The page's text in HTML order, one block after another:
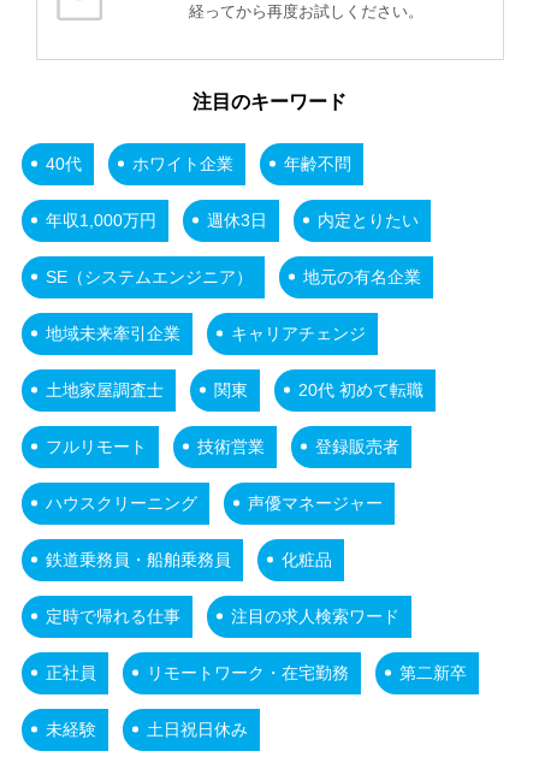
経ってから再度お試しください。
注目のキーワード
40代 ホワイト企業 年齢不問
年収1,000万円 週休3日 内定とりたい
SE（システムエンジニア） 地元の有名企業
地域未来牽引企業 キャリアチェンジ
土地家屋調査士 関東 20代 初めて転職
フルリモート 技術営業 登録販売者
ハウスクリーニング 声優マネージャー
鉄道乗務員・船舶乗務員 化粧品
定時で帰れる仕事 注目の求人検索ワード
正社員 リモートワーク・在宅勤務 第二新卒
未経験 土日祝日休み